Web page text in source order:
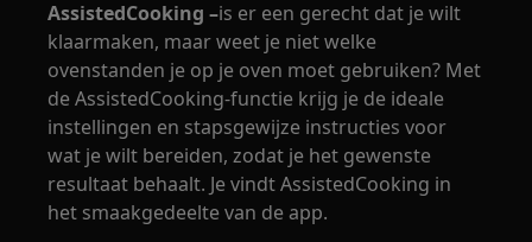
AssistedCooking –is er een gerecht dat je wilt
klaarmaken, maar weet je niet welke
ovenstanden je op je oven moet gebruiken? Met
de AssistedCooking-functie krijg je de ideale
instellingen en stapsgewijze instructies voor
wat je wilt bereiden, zodat je het gewenste
resultaat behaalt. Je vindt AssistedCooking in
het smaakgedeelte van de app.